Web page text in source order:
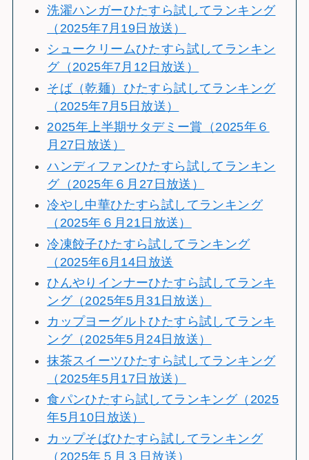
洗濯ハンガーひたすら試してランキング
（2025年7月19日放送）
シュークリームひたすら試してランキン
グ（2025年7月12日放送）
そば（乾麺）ひたすら試してランキング
（2025年7月5日放送）
2025年上半期サタデミー賞（2025年６
月27日放送）
ハンディファンひたすら試してランキン
グ（2025年６月27日放送）
冷やし中華ひたすら試してランキング
（2025年６月21日放送）
冷凍餃子ひたすら試してランキング
（2025年6月14日放送
ひんやりインナーひたすら試してランキ
ング（2025年5月31日放送）
カップヨーグルトひたすら試してランキ
ング（2025年5月24日放送）
抹茶スイーツひたすら試してランキング
（2025年5月17日放送）
食パンひたすら試してランキング（2025
年5月10日放送）
カップそばひたすら試してランキング
（2025年５月３日放送）